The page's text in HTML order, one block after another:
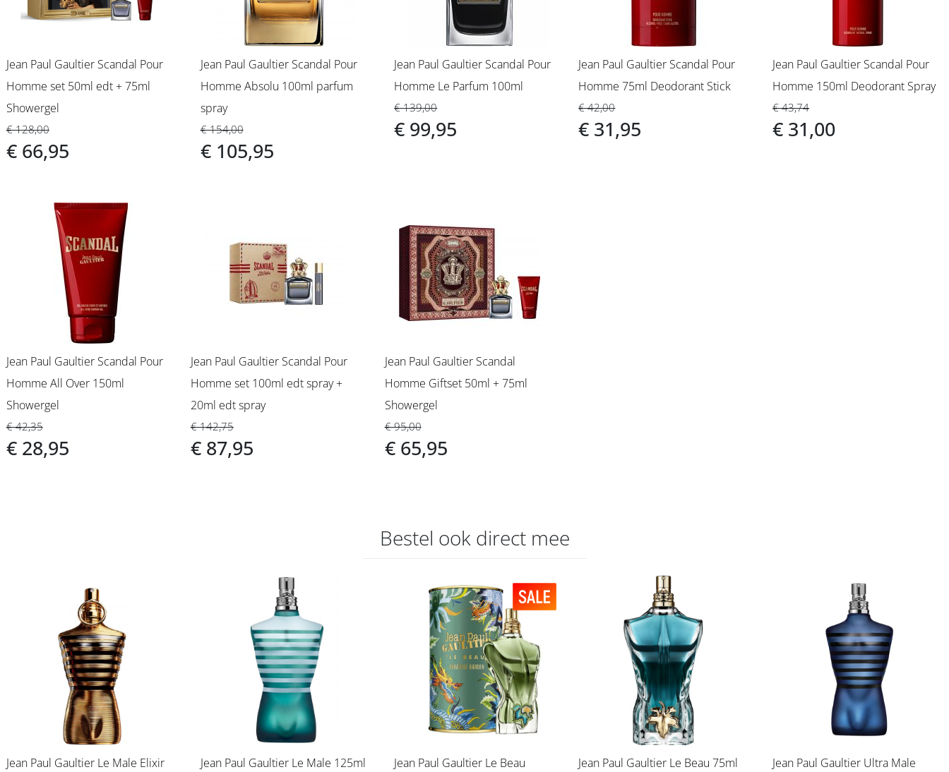
Jean Paul Gaultier Scandal Pour
Homme set 50ml edt + 75ml
Showergel
€ 128,00
€ 66,95
Jean Paul Gaultier Scandal Pour
Homme Absolu 100ml parfum
spray
€ 154,00
€ 105,95
Jean Paul Gaultier Scandal Pour
Homme Le Parfum 100ml
€ 139,00
€ 99,95
Jean Paul Gaultier Scandal Pour
Homme 75ml Deodorant Stick
€ 42,00
€ 31,95
Jean Paul Gaultier Scandal Pour
Homme 150ml Deodorant Spray
€ 43,74
€ 31,00
Jean Paul Gaultier Scandal Pour
Homme All Over 150ml
Showergel
€ 42,35
€ 28,95
Jean Paul Gaultier Scandal Pour
Homme set 100ml edt spray +
20ml edt spray
€ 142,75
€ 87,95
Jean Paul Gaultier Scandal
Homme Giftset 50ml + 75ml
Showergel
€ 95,00
€ 65,95
Bestel ook direct mee
Jean Paul Gaultier Le Male Elixir
Jean Paul Gaultier Le Male 125ml
Jean Paul Gaultier Le Beau
Jean Paul Gaultier Le Beau 75ml
Jean Paul Gaultier Ultra Male